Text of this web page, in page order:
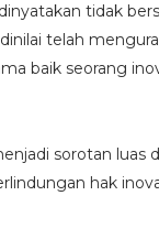
tidak
telah
baik seorang
sorotan luas
hak